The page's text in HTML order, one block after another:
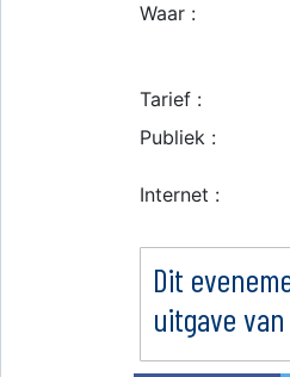
Waar :
Tarief :
Publiek :
Internet :
Dit
uitgave